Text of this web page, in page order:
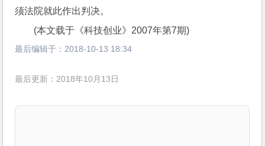
须法院就此作出判决。
(本文载于《科技创业》2007年第7期)
最后编辑于： 2018-10-13 18:34
最后更新：2018年10月13日